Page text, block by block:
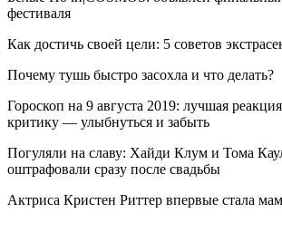
фестиваля
Как достичь своей цели: 5 советов
Почему тушь быстро засохла и что делать?
Гороскоп на 9 августа 2019: лучшая
критику — улыбнуться и забыть
Погуляли на славу: Хайди Клум и Тома
оштрафовали сразу после свадьбы
Актриса Кристен Риттер впервые стала